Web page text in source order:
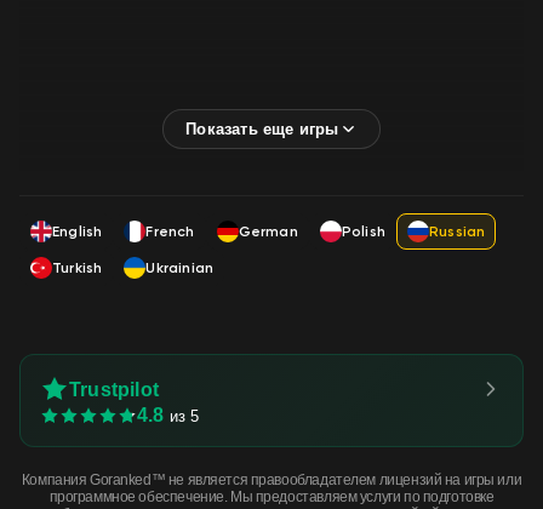
English French German Polish
Russian
Turkish
Ukrainian
Trustpilot
4.8 из 5
Компания Goranked™ не является правообладателем лицензий на игры или
программное обеспечение. Мы предоставляем услуги по подготовке